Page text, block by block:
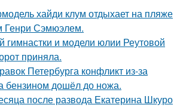
хайди клум отдыхает на пляже
Генри Сэмюэлем.
и модели юлии Реутовой
приняла.
Петербурга конфликт из-за
бензином дошёл до ножа.
после развода Екатерина Шкуро